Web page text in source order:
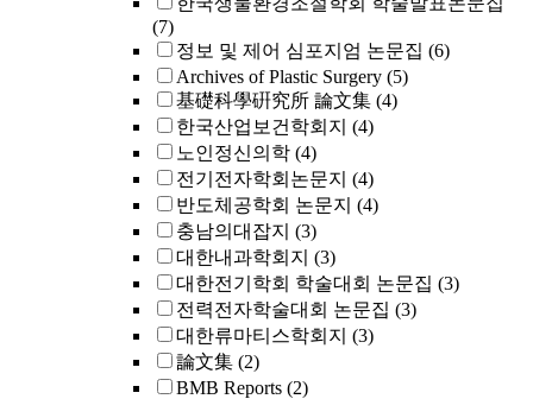
(7)
정보 및 제어 심포지엄 논문집 (6)
Archives of Plastic Surgery (5)
基礎科學硏究所 論文集 (4)
한국산업보건학회지 (4)
노인정신의학 (4)
전기전자학회논문지 (4)
반도체공학회 논문지 (4)
충남의대잡지 (3)
대한내과학회지 (3)
대한전기학회 학술대회 논문집 (3)
전력전자학술대회 논문집 (3)
대한류마티스학회지 (3)
論文集 (2)
BMB Reports (2)